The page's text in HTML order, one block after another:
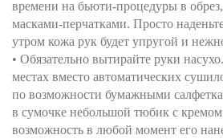
времени на бьюти-процедуры в обрез,
масками-перчатками. Просто
утром кожа рук будет упругой и
• Обязательно вытирайте руки
местах вместо автоматических
по возможности бумажными
в сумочке небольшой тюбик с
возможность в любой момент его